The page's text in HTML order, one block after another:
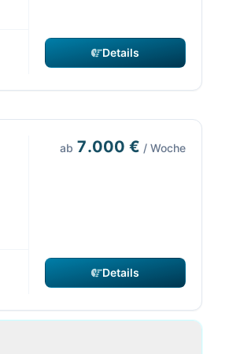
Details
ab 7.000 € / Woche
Details